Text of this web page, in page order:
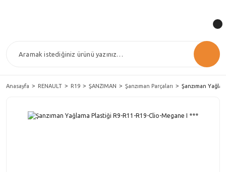
Anasayfa RENAULT R19 ŞANZIMAN Şanzıman Parçaları Şanzıman